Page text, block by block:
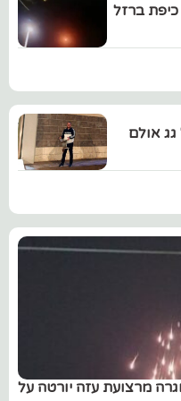
ברזל
אולם
מרצועת עזה יורטה על